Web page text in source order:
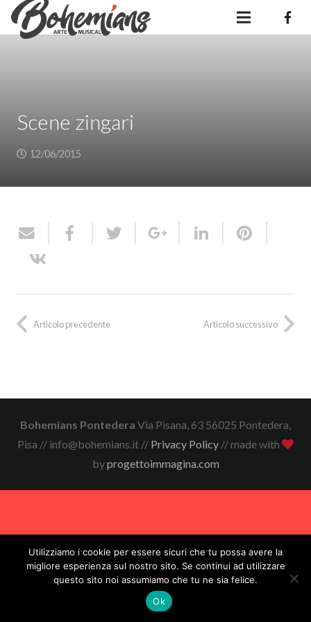
Scene zingari
12/06/2015
Articolo precedente Articolo successivo
Bohemians Pontedera Via Pisana, 63 56025 Pontedera,
Pisa // info@bohemians.it // Privacy Policy// made with
byprogettoimmagina.com
Utilizziamo i cookie per essere sicuri che tu possa avere la
migliore esperienza sul nostro sito. Se continui ad utilizzare
questo sito noi assumiamo che tu ne sia felice.
Ok